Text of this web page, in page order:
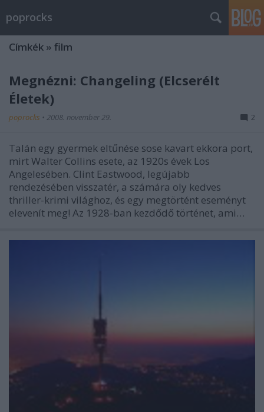
poprocks
Címkék » film
Megnézni: Changeling (Elcserélt
Életek)
poprocks • 2008. november 29. 2
Talán egy gyermek eltűnése sose kavart ekkora port,
mirt Walter Collins esete, az 1920s évek Los
Angelesében. Clint Eastwood, legújabb
rendezésében visszatér, a számára oly kedves
thriller-krimi világhoz, és egy megtörtént eseményt
elevenít meg! Az 1928-ban kezdődő történet, ami…